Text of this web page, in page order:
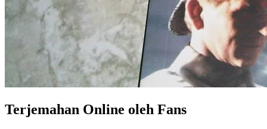
Terjemahan Online oleh Fans